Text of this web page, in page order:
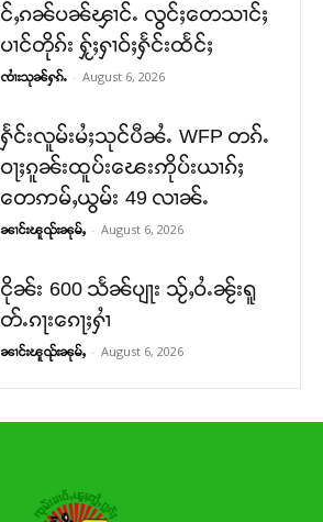
င်ႇၵၼ်ပၼ်ၾၢင်ႉ လွင်ႈတေသၢင်ႈ
ပၢင်တိုၵ်း ႁႂ်ႈႁၢဝ်ႈႁႅင်းထႅင်ႈ
ၸၢႆးသုၼ်ႁၵ်ႉ - August 6, 2026
ႁႅင်းလူမ်းမႆႈသုင်ပီၼႆႉ WFP တၵ်ႉ
ဝႃႈၵူၼ်းထူပ်းၽေးဢိုပ်းယၢၵ်ႈ
တေဢမ်ႇယွမ်း 49 လၢၼ်ႉ
ၼၢင်းၽူၺ်းၼုမ်ႇ - August 6, 2026
ငိုၼ်း 600 သႅၼ်ပျႃး သႂ်ႇဝႆႉၼႂ်းရူ
တ်ႉၵႃးၵေႃႈႁၢႆ
ၼၢင်းၽူၺ်းၼုမ်ႇ - August 6, 2026